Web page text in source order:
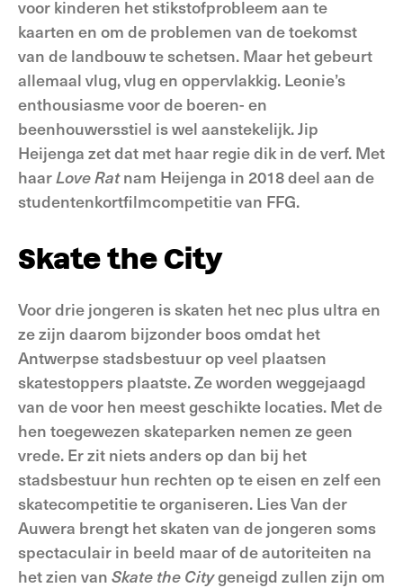
voor kinderen het stikstofprobleem aan te
kaarten en om de problemen van de toekomst
van de landbouw te schetsen. Maar het gebeurt
allemaal vlug, vlug en oppervlakkig. Leonie’s
enthousiasme voor de boeren- en
beenhouwersstiel is wel aanstekelijk. Jip
Heijenga zet dat met haar regie dik in de verf. Met
haarLove Ratnam Heijenga in 2018 deel aan de
studentenkortfilmcompetitie van FFG.
Skate the City
Voor drie jongeren is skaten het nec plus ultra en
ze zijn daarom bijzonder boos omdat het
Antwerpse stadsbestuur op veel plaatsen
skatestoppers plaatste. Ze worden weggejaagd
van de voor hen meest geschikte locaties. Met de
hen toegewezen skateparken nemen ze geen
vrede. Er zit niets anders op dan bij het
stadsbestuur hun rechten op te eisen en zelf een
skatecompetitie te organiseren. Lies Van der
Auwera brengt het skaten van de jongeren soms
spectaculair in beeld maar of de autoriteiten na
het zien van Skate the Citygeneigd zullen zijn om